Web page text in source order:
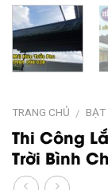
TRANG CHỦ / BẠT
Thi Công
Trời Bình